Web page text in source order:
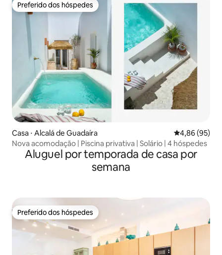
Preferido dos hóspedes
Preferido dos hóspedes
Casa ⋅ Alcalá de Guadaíra 4,86 de uma
4,86 (95)
Nova acomodação | Piscina privativa | Solário | 4 hóspedes
Aluguel por temporada de casa por
semana
Preferido dos hóspedes
Preferido dos hóspedes